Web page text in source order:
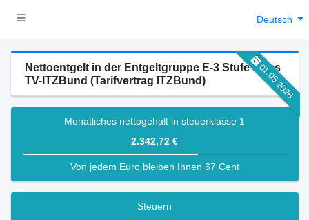
Deutsch
01.05.2026
Nettoentgelt in der Entgeltgruppe E-3 Stufe 5 des
TV-ITZBund (Tarifvertrag ITZBund)
Monatliches nettogehalt in steuerklasse 1
2.342,72 €
Von jedem Euro bleiben Ihnen 67 Cent
Steuern